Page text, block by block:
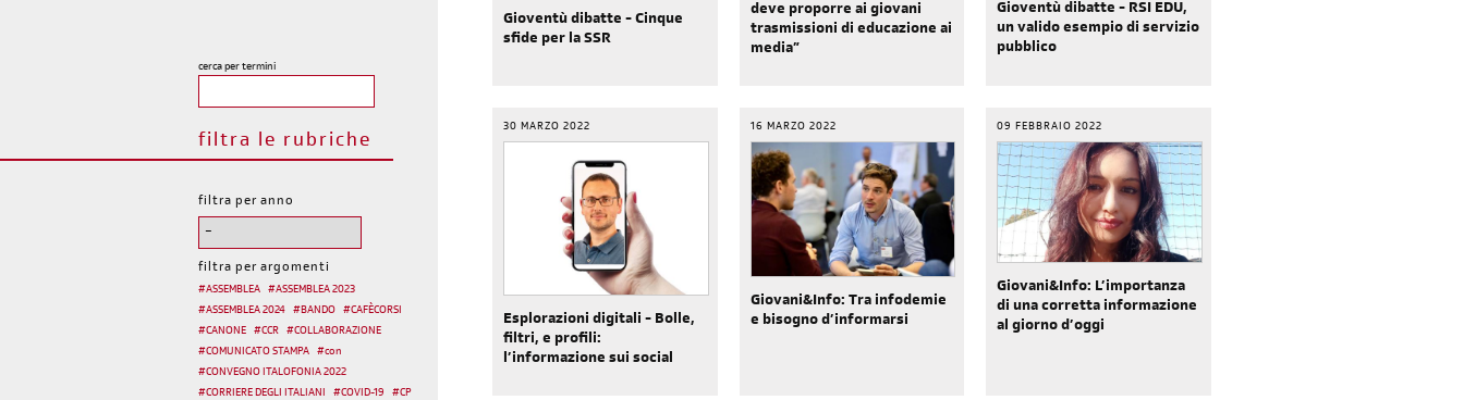
cerca per termini
filtra le rubriche
filtra per anno
filtra per argomenti
#ASSEMBLEA #ASSEMBLEA 2023
#ASSEMBLEA 2024 #BANDO #CAFÈCORSI
#CANONE #CCR #COLLABORAZIONE
#COMUNICATO STAMPA #con
#CONVEGNO ITALOFONIA 2022
#CORRIERE DEGLI ITALIANI #COVID-19 #CP
Gioventù dibatte - Cinque
sfide per la SSR
deve proporre ai giovani
trasmissioni di educazione ai
media”
Gioventù dibatte - RSI EDU,
un valido esempio di servizio
pubblico
30 MARZO 2022
Esplorazioni digitali - Bolle,
filtri, e profili:
l’informazione sui social
16 MARZO 2022
Giovani&Info: Tra infodemie
e bisogno d’informarsi
09 FEBBRAIO 2022
Giovani&Info: L’importanza
di una corretta informazione
al giorno d’oggi